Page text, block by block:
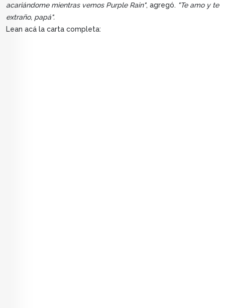
acariándome mientras vemos Purple Rain", agregó. "Te amo y te
extraño, papá".
Lean acá la carta completa: